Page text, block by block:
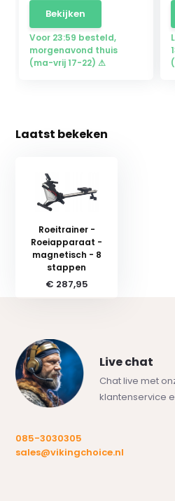
Bekijken
Voor 23:59 besteld,
morgenavond thuis
(ma-vrij 17-22) ⚠
Laatst bekeken
Roeitrainer -
Roeiapparaat -
magnetisch - 8
stappen
€ 287,95
Live chat
Chat live met
klantenservice
085-3030305
sales@vikingchoice.nl